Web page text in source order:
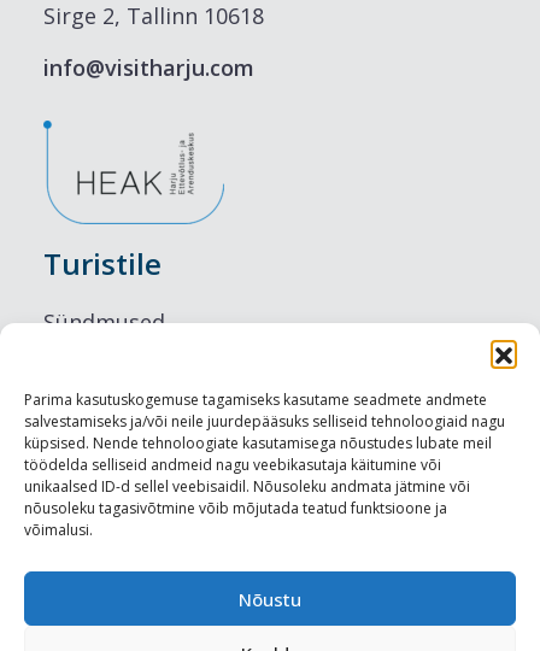
Parima kasutuskogemuse tagamiseks kasutame seadmete andmete
salvestamiseks ja/või neile juurdepääsuks selliseid tehnoloogiaid nagu
küpsised. Nende tehnoloogiate kasutamisega nõustudes lubate meil
töödelda selliseid andmeid nagu veebikasutaja käitumine või
unikaalsed ID-d sellel veebisaidil. Nõusoleku andmata jätmine või
nõusoleku tagasivõtmine võib mõjutada teatud funktsioone ja
võimalusi.
Nõustu
Sirge 2, Tallinn 10618
info@visitharju.com
Turistile
Sündmused
Maitseelamused
Vaatamisväärsused
Visit Tallinn
Turismiprofessionaalile